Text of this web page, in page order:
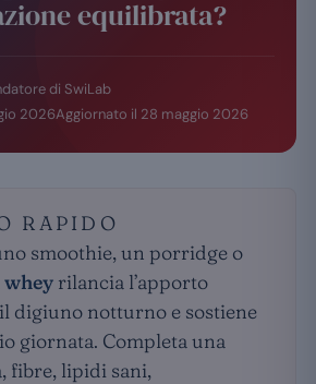
equilibrata?
di SwiLab
2026Aggiornato il 28 maggio 2026
RAPIDO
smoothie, un porridge o
whey rilancia l’apporto
digiuno notturno e sostiene
giornata. Completa una
fibre, lipidi sani,